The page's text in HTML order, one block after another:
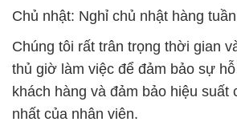
nhất của nhân viên.
BẢN ĐỒ MAP TẠI CÔNG TY
TRƯỜNG PHÁT
ĐỊA CHỈ: 1229C Quốc lộ 1A,
Đông B, Quận Bình Tân, Sài Gòn